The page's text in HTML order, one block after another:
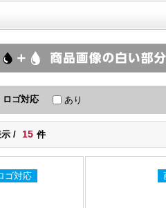
ロゴ対応 あり
示 / 15 件
ゴ対応